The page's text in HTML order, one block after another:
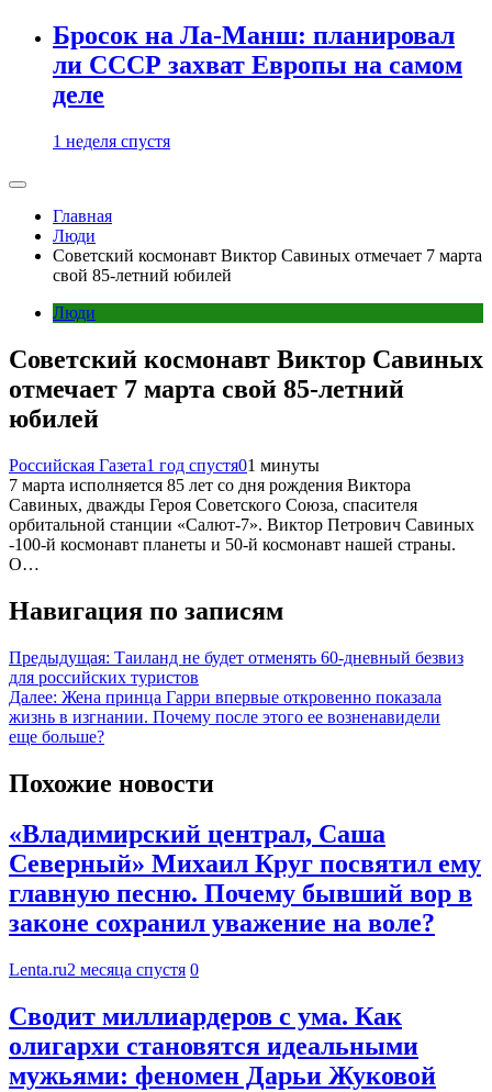
Бросок на Ла-Манш: планировал
ли СССР захват Европы на самом
деле
1 неделя спустя
Главная
Люди
Советский космонавт Виктор Савиных отмечает 7 марта
свой 85-летний юбилей
Люди
Советский космонавт Виктор Савиных
отмечает 7 марта свой 85-летний
юбилей
Российская Газета1 год спустя01 минуты
7 марта исполняется 85 лет со дня рождения Виктора
Савиных, дважды Героя Советского Союза, спасителя
орбитальной станции «Салют-7». Виктор Петрович Савиных
-100-й космонавт планеты и 50-й космонавт нашей страны.
О…
Навигация по записям
Предыдущая: Таиланд не будет отменять 60-дневный безвиз
для российских туристов
Далее: Жена принца Гарри впервые откровенно показала
жизнь в изгнании. Почему после этого ее возненавидели
еще больше?
Похожие новости
«Владимирский централ, Саша
Северный» Михаил Круг посвятил ему
главную песню. Почему бывший вор в
законе сохранил уважение на воле?
Lenta.ru2 месяца спустя 0
Сводит миллиардеров с ума. Как
олигархи становятся идеальными
мужьями: феномен Дарьи Жуковой